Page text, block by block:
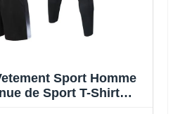
Sport Homme
de Sport T-Shirt